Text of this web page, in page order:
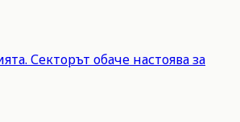
Секторът обаче настоява за